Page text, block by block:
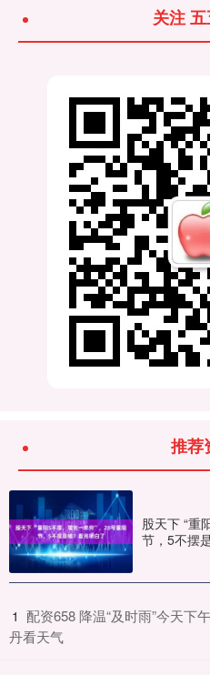
关注
推荐
股天下 “重
节，5不摆
1 配资658 降温“及时雨”今天下
丹看天气